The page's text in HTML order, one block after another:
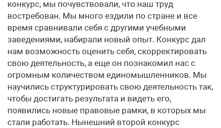
конкурс, мы почувствовали, что наш труд
востребован. Мы много ездили по стране и все
время сравнивали себя с другими учебными
заведениями, набирали новый опыт. Конкурс дал
нам возможность оценить себя, скорректировать
свою деятельность, а еще он познакомил нас с
огромным количеством единомышленников. Мы
научились структурировать свою деятельность так,
чтобы достигать результата и видеть его,
появились новые правовые рамки, в которых мы
стали работать. Нынешний второй конкурс